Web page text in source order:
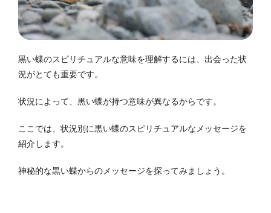
黒い蝶のスピリチュアルな意味を理解するには、出会った状
況がとても重要です。
状況によって、黒い蝶が持つ意味が異なるからです。
ここでは、状況別に黒い蝶のスピリチュアルなメッセージを
紹介します。
神秘的な黒い蝶からのメッセージを探ってみましょう。